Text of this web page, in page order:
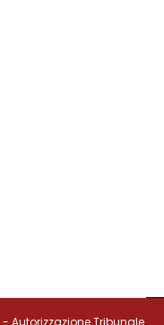
Autorizzazione Tribunale